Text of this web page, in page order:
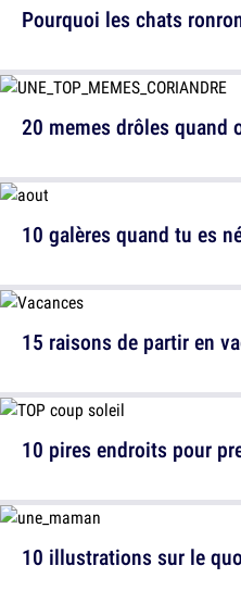
Pourquoi les chats
10 galères quand tu es
10 pires endroits pour
20 memes drôles quand
15 raisons de partir en
10 illustrations sur le